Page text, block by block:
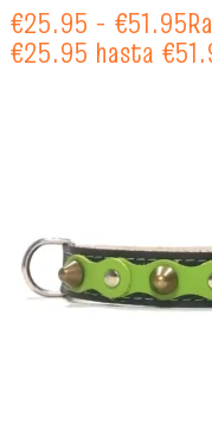
€25.95 - €51.95
€25.95 hasta